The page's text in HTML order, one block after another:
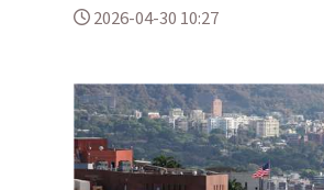
2026-04-30 10:27